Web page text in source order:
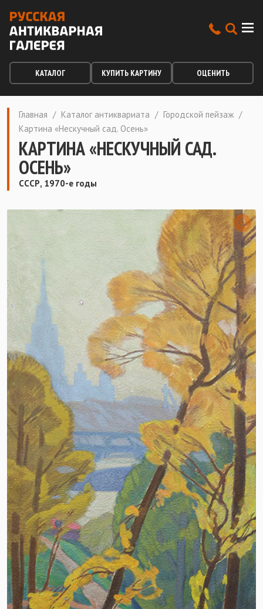
КАТАЛОГ КУПИТЬ КАРТИНУ ОЦЕНИТЬ
Главная / Каталог антиквариата / Городской пейзаж /
Картина «Нескучный сад. Осень»
КАРТИНА «НЕСКУЧНЫЙ САД.
ОСЕНЬ»
СССР, 1970-е годы